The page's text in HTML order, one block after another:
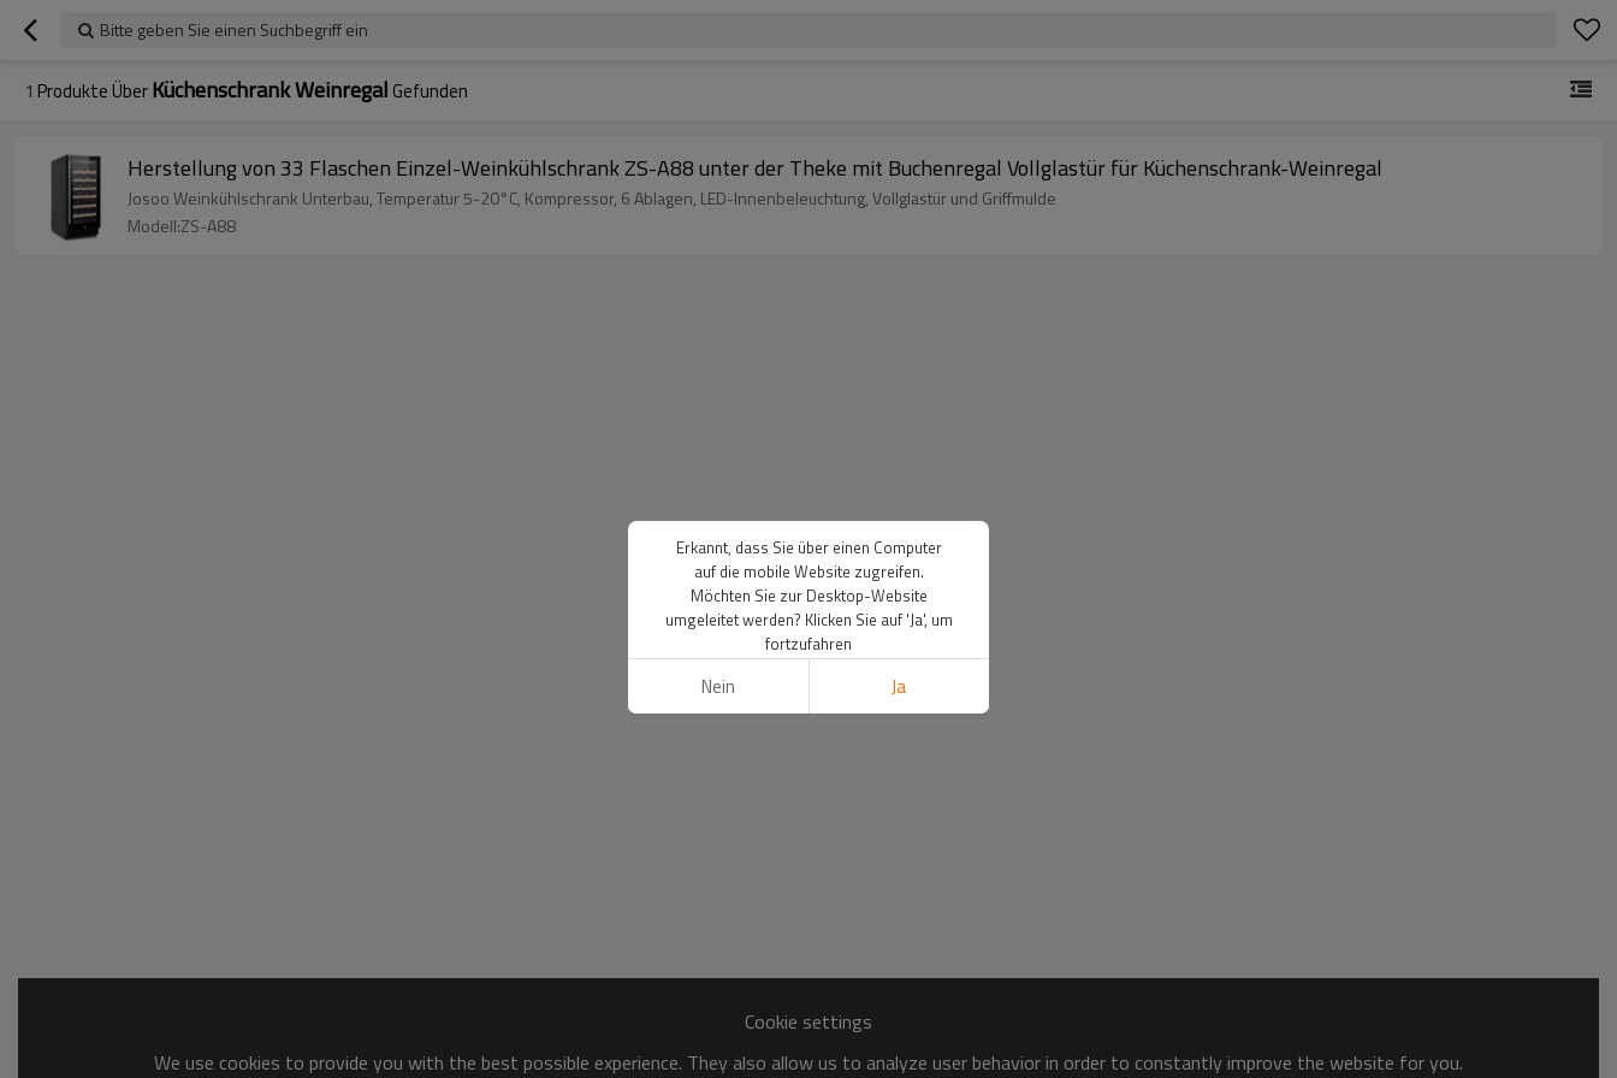
Bitte geben Sie einen Suchbegriff ein
1 Produkte ÜberKüchenschrank Weinregal Gefunden
Herstellung von 33 Flaschen Einzel-Weinkühlschrank ZS-A88 unter der Theke mit Buchenregal Vollglastür für Küchenschrank-Weinregal
Josoo Weinkühlschrank Unterbau, Temperatur 5-20°C, Kompressor, 6 Ablagen, LED-Innenbeleuchtung, Vollglastür und Griffmulde
Modell:ZS-A88
Cookie settings
We use cookies to provide you with the best possible experience. They also allow us to analyze user behavior in order to constantly improve the website for you.
Erkannt, dass Sie über einen Computer
auf die mobile Website zugreifen.
Möchten Sie zur Desktop-Website
umgeleitet werden? Klicken Sie auf 'Ja', um
fortzufahren
Nein Ja